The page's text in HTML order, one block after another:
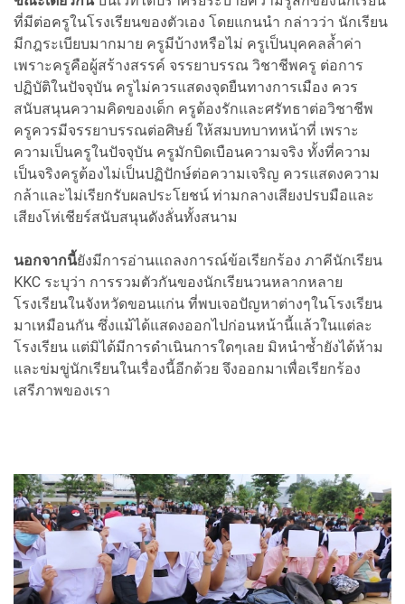
ที่มีต่อครูในโรงเรียนของตัวเอง โดยแกนนำ กล่าวว่า นักเรียน
มีกฎระเบียบมากมาย ครูมีบ้างหรือไม่ ครูเป็นบุคคลล้ำค่า
เพราะครูคือผู้สร้างสรรค์ จรรยาบรรณ วิชาชีพครู ต่อการ
ปฏิบัติในปัจจุบัน ครูไม่ควรแสดงจุดยืนทางการเมือง ควร
สนับสนุนความคิดของเด็ก ครูต้องรักและศรัทธาต่อวิชาชีพ
ครูควรมีจรรยาบรรณต่อศิษย์ ให้สมบทบาทหน้าที่ เพราะ
ความเป็นครูในปัจจุบัน ครูมักบิดเบือนความจริง ทั้งที่ความ
เป็นจริงครูต้องไม่เป็นปฏิปักษ์ต่อความเจริญ ควรแสดงความ
กล้าและไม่เรียกรับผลประโยชน์ ท่ามกลางเสียงปรบมือและ
เสียงโห่เชียร์สนับสนุนดังลั่นทั้งสนาม
นอกจากนี้ยังมีการอ่านแถลงการณ์ข้อเรียกร้อง ภาคีนักเรียน
KKC ระบุว่า การรวมตัวกันของนักเรียนวนหลากหลาย
โรงเรียนในจังหวัดขอนแก่น ที่พบเจอปัญหาต่างๆในโรงเรียน
มาเหมือนกัน ซึ่งแม้ได้แสดงออกไปก่อนหน้านี้แล้วในแต่ละ
โรงเรียน แต่มิได้มีการดำเนินการใดๆเลย มิหนำซ้ำยังได้ห้าม
และข่มขู่นักเรียนในเรื่องนี้อีกด้วย จึงออกมาเพื่อเรียกร้อง
เสรีภาพของเรา